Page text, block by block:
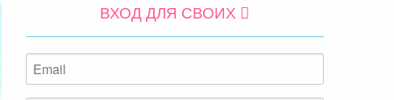
ВХОД ДЛЯ СВОИХ